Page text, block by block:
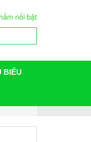
nổi bật
BIỂU